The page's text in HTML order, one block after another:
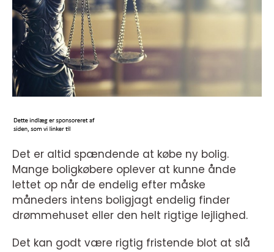
Det er altid spændende at købe ny bolig.
Mange boligkøbere oplever at kunne ånde
lettet op når de endelig efter måske
måneders intens boligjagt endelig finder
drømmehuset eller den helt rigtige lejlighed.
Det kan godt være rigtig fristende blot at slå